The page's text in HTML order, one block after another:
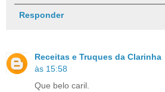
Responder
Receitas e Truques da Clarinha
às 15:58
Que belo caril.